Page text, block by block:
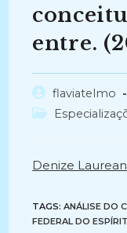
entre.
Autor
do
flaviatelmo
Categoria
Denize
TAGS:ANÁLISE DO
FEDERAL DO